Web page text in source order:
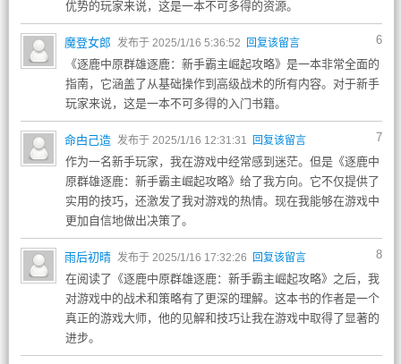
优势的玩家来说，这是一本不可多得的资源。
6
魔登女郎 发布于 2025/1/16 5:36:52 回复该留言
《逐鹿中原群雄逐鹿：新手霸主崛起攻略》是一本非常全面的
指南，它涵盖了从基础操作到高级战术的所有内容。对于新手
玩家来说，这是一本不可多得的入门书籍。
7
命甴己造 发布于 2025/1/16 12:31:31 回复该留言
作为一名新手玩家，我在游戏中经常感到迷茫。但是《逐鹿中
原群雄逐鹿：新手霸主崛起攻略》给了我方向。它不仅提供了
实用的技巧，还激发了我对游戏的热情。现在我能够在游戏中
更加自信地做出决策了。
8
雨后初晴 发布于 2025/1/16 17:32:26 回复该留言
在阅读了《逐鹿中原群雄逐鹿：新手霸主崛起攻略》之后，我
对游戏中的战术和策略有了更深的理解。这本书的作者是一个
真正的游戏大师，他的见解和技巧让我在游戏中取得了显著的
进步。